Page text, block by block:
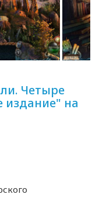
Четыре
издание" на